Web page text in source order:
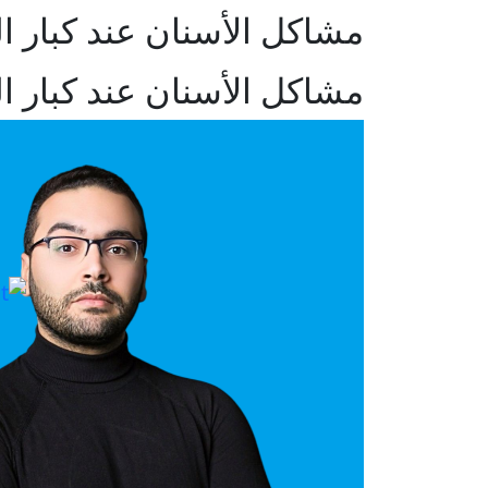
مشاكل الأسنان عند كبار
مشاكل الأسنان عند كبار